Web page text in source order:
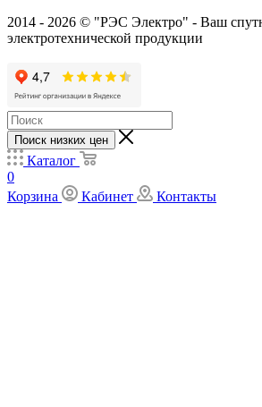
2014 - 2026 © "РЭС Электро" - Ваш
электротехнической продукции
Поиск низких цен
Каталог
0
Корзина
Кабинет Контакты